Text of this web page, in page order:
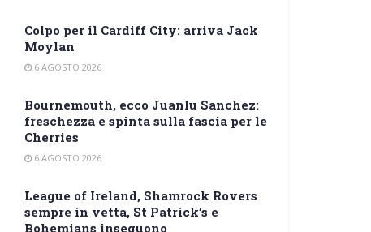
Colpo per il Cardiff City: arriva Jack
Moylan
6 AGOSTO 2026
Bournemouth, ecco Juanlu Sanchez:
freschezza e spinta sulla fascia per le
Cherries
6 AGOSTO 2026
League of Ireland, Shamrock Rovers
sempre in vetta, St Patrick’s e
Bohemians inseguono